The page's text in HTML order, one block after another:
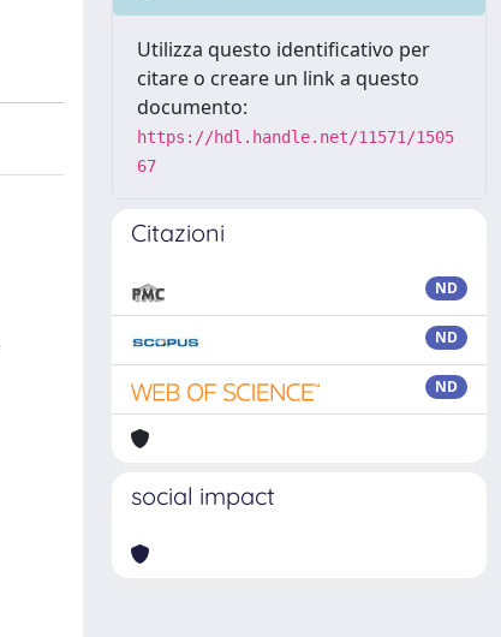
Utilizza questo identificativo per
citare o creare un link a questo
documento:
https://hdl.handle.net/11571/1505
67
Citazioni
ND
ND
ND
social impact